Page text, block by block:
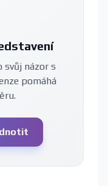
svůj názor s
pomáhá